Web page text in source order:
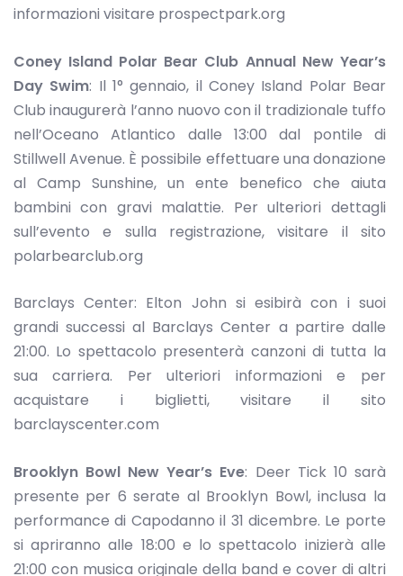
informazioni visitare prospectpark.org
Coney Island Polar Bear Club Annual New Year’s
Day Swim: Il 1° gennaio, il Coney Island Polar Bear
Club inaugurerà l’anno nuovo con il tradizionale tuffo
nell’Oceano Atlantico dalle 13:00 dal pontile di
Stillwell Avenue. È possibile effettuare una donazione
al Camp Sunshine, un ente benefico che aiuta
bambini con gravi malattie. Per ulteriori dettagli
sull’evento e sulla registrazione, visitare il sito
polarbearclub.org
Barclays Center: Elton John si esibirà con i suoi
grandi successi al Barclays Center a partire dalle
21:00. Lo spettacolo presenterà canzoni di tutta la
sua carriera. Per ulteriori informazioni e per
acquistare i biglietti, visitare il sito
barclayscenter.com
Brooklyn Bowl New Year’s Eve: Deer Tick 10 sarà
presente per 6 serate al Brooklyn Bowl, inclusa la
performance di Capodanno il 31 dicembre. Le porte
si apriranno alle 18:00 e lo spettacolo inizierà alle
21:00 con musica originale della band e cover di altri